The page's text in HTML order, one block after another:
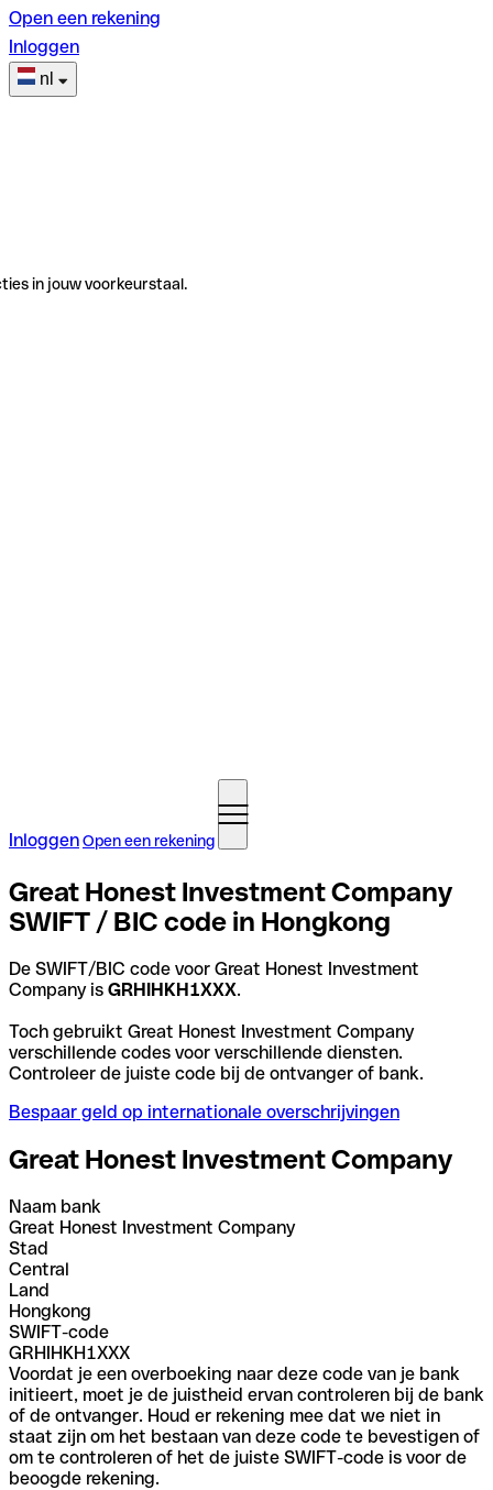
Open een rekening
Inloggen
nl
in jouw voorkeurstaal.
InloggenOpen een rekening
Great Honest Investment Company
SWIFT / BIC code in Hongkong
De SWIFT/BIC code voor Great Honest Investment
Company is GRHIHKH1XXX.
Toch gebruikt Great Honest Investment Company
verschillende codes voor verschillende diensten.
Controleer de juiste code bij de ontvanger of bank.
Bespaar geld op internationale overschrijvingen
Great Honest Investment Company
Naam bank
Great Honest Investment Company
Stad
Central
Land
Hongkong
SWIFT-code
GRHIHKH1XXX
Voordat je een overboeking naar deze code van je bank
initieert, moet je de juistheid ervan controleren bij de bank
of de ontvanger. Houd er rekening mee dat we niet in
staat zijn om het bestaan van deze code te bevestigen of
om te controleren of het de juiste SWIFT-code is voor de
beoogde rekening.